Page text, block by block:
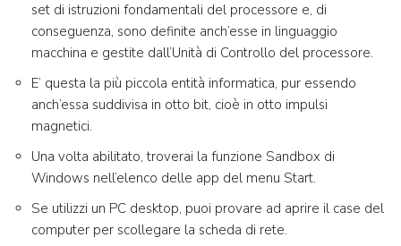
set di istruzioni fondamentali del processore e, di
conseguenza, sono definite anch’esse in linguaggio
macchina e gestite dall’Unità di Controllo del processore.
E’ questa la più piccola entità informatica, pur essendo
anch’essa suddivisa in otto bit, cioè in otto impulsi
magnetici.
Una volta abilitato, troverai la funzione Sandbox di
Windows nell’elenco delle app del menu Start.
Se utilizzi un PC desktop, puoi provare ad aprire il case del
computer per scollegare la scheda di rete.